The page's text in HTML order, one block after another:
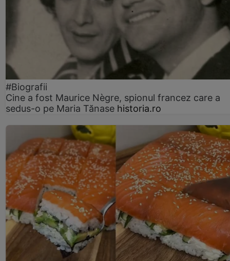
#Biografii
Cine a fost Maurice Nègre, spionul francez care a
sedus-o pe Maria Tănase historia.ro